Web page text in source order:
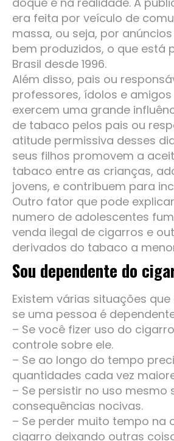
era feita por veículo de
massa, ou seja, por
bem produzidos, o que está
Brasil desde 1996.
Além disso, pais ou
professores, ídolos e
exercem uma grande
de tabaco pelos pais ou
atitude permissiva desses
seus filhos promovem a
tabaco entre as crianças,
jovens, e contribuem para
Outro fator que pode
numero de adolescentes
venda ilegal de cigarros e
derivados do tabaco a
Sou dependente do
Existem várias situações
se uma pessoa é
– Se você fizer uso do
controle sobre ele.
– Se ao longo do tempo
quantidades cada vez
– Se persistir no uso mesmo
consequências nocivas.
– Se perder muito tempo na
cigarro deixando outras